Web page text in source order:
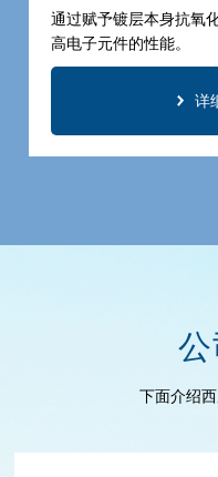
通过赋予镀层本身抗氧
高电子元件的性能。
详
下面介绍